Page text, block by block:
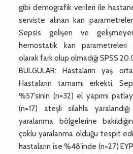
gibi demografik verileri ile
serviste alınan kan
Sepsis gelişen ve
hemostatik kan parametreleri
olarak fark olup olmadığı SPSS
BULGULAR: Hastaların yaş
Hastaların tamamı erkekti.
%57’sinin (n=32) el yapımı
(n=17) ateşli silahla
yaralanma bölgelerine
çoklu yaralanma olduğu tespit
hastaların ise %48’inde (n=27)